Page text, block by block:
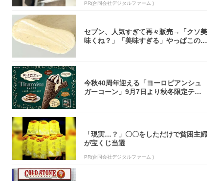
PR(合同会社デジタルファーム )
セブン、人気すぎて再々販売→「クソ美
味くね？」「美味すぎる」やっぱこのク
今秋40周年迎える「ヨーロピアンシュ
ガーコーン」9月7日より秋冬限定ティ
「現実…？」〇〇をしただけで貧困主婦
が宝くじ当選
PR(合同会社デジタルファーム )